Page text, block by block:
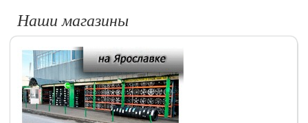
Наши магазины